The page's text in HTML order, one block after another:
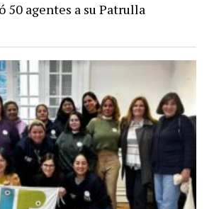
50 agentes a su Patrulla